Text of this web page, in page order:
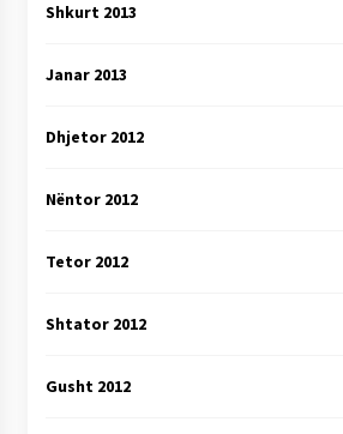
Shkurt 2013
Janar 2013
Dhjetor 2012
Nëntor 2012
Tetor 2012
Shtator 2012
Gusht 2012